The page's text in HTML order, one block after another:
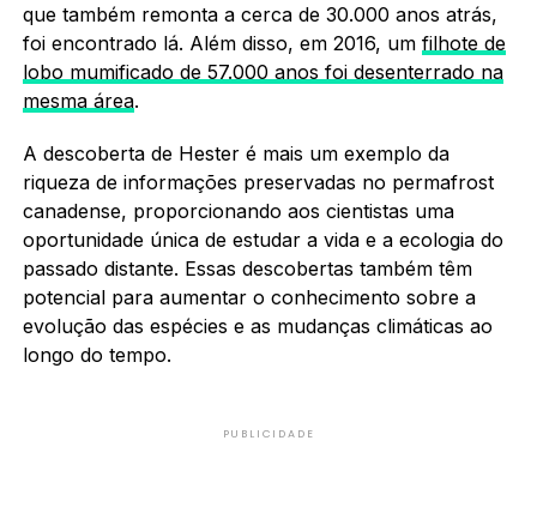
que também remonta a cerca de 30.000 anos atrás,
foi encontrado lá. Além disso, em 2016, um filhote de
lobo mumificado de 57.000 anos foi desenterrado na
mesma área.
A descoberta de Hester é mais um exemplo da
riqueza de informações preservadas no permafrost
canadense, proporcionando aos cientistas uma
oportunidade única de estudar a vida e a ecologia do
passado distante. Essas descobertas também têm
potencial para aumentar o conhecimento sobre a
evolução das espécies e as mudanças climáticas ao
longo do tempo.
PUBLICIDADE